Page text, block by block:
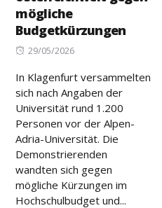
mögliche
Budgetkürzungen
Posted
29/05/2026
In Klagenfurt versammelten
sich nach Angaben der
Universität rund 1.200
Personen vor der Alpen-
Adria-Universität. Die
Demonstrierenden
wandten sich gegen
mögliche Kürzungen im
Hochschulbudget und...